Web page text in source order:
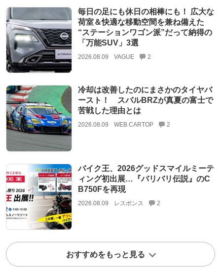
毎日の足にも休日の相棒にも！ 広大な
荷室＆快適な移動空間を兼ね備えた
“ステーションワゴン派”だって納得の
「万能SUV」3選
2026.08.09 VAGUE 2
冷却は改善したのにまさかのタイヤバ
ースト！ スバルBRZが真夏の富士で
苦戦した理由とは
2026.08.09 WEB CARTOP 2
バイク王、2026グッドスマイルミーテ
ィング初出展…『バリバリ伝説』のC
B750Fを再現
2026.08.09 レスポンス 2
おすすめをもっと見る